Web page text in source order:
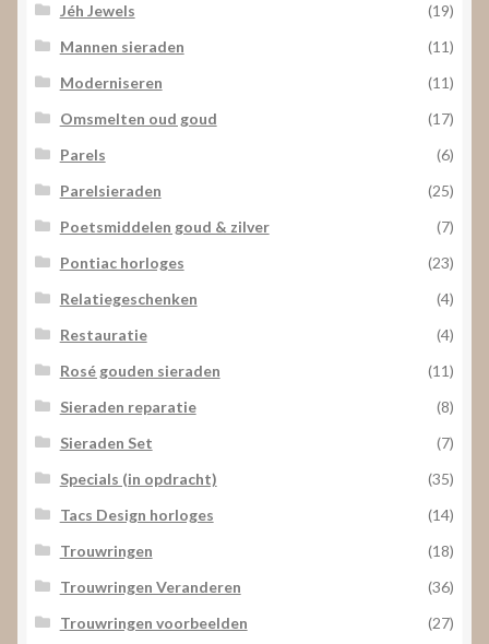
Jéh Jewels
(19)
Mannen sieraden
(11)
Moderniseren
(11)
Omsmelten oud goud
(17)
Parels
(6)
Parelsieraden
(25)
Poetsmiddelen goud & zilver
(7)
Pontiac horloges
(23)
Relatiegeschenken
(4)
Restauratie
(4)
Rosé gouden sieraden
(11)
Sieraden reparatie
(8)
Sieraden Set
(7)
Specials (in opdracht)
(35)
Tacs Design horloges
(14)
Trouwringen
(18)
Trouwringen Veranderen
(36)
Trouwringen voorbeelden
(27)